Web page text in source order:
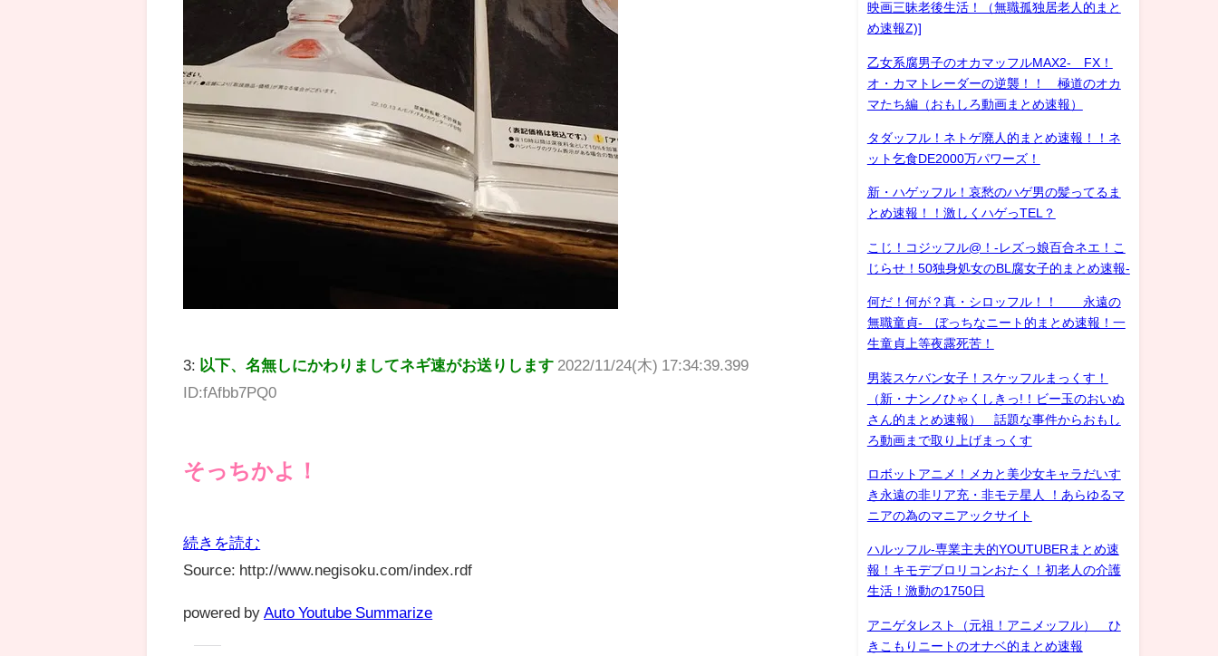
3: 以下、名無しにかわりましてネギ速がお送りします 2022/11/24(木) 17:34:39.399
ID:fAfbb7PQ0
そっちかよ！
続きを読む
Source: http://www.negisoku.com/index.rdf
powered by Auto Youtube Summarize
映画三昧老後生活！（無職孤独居老人的まと
め速報Z)]
乙女系腐男子のオカマッフルMAX2- FX！
オ・カマトレーダーの逆襲！！ 極道のオカ
マたち編（おもしろ動画まとめ速報）
タダッフル！ネトゲ廃人的まとめ速報！！ネ
ット乞食DE2000万パワーズ！
新・ハゲッフル！哀愁のハゲ男の髪ってるま
とめ速報！！激しくハゲっTEL？
こじ！コジッフル@！-レズっ娘百合ネエ！こ
じらせ！50独身処女のBL腐女子的まとめ速報-
何だ！何が？真・シロッフル！！ 永遠の
無職童貞- ぼっちなニート的まとめ速報！一
生童貞上等夜露死苦！
男装スケバン女子！スケッフルまっくす！
（新・ナンノひゃくしきっ!！ビー玉のおいぬ
さん的まとめ速報） 話題な事件からおもし
ろ動画まで取り上げまっくす
ロボットアニメ！メカと美少女キャラだいす
き永遠の非リア充・非モテ星人 ！あらゆるマ
ニアの為のマニアックサイト
ハルッフル-専業主夫的YOUTUBERまとめ速
報！キモデブロリコンおたく！初老人の介護
生活！激動の1750日
アニゲタレスト（元祖！アニメッフル） ひ
きこもりニートのオナベ的まとめ速報